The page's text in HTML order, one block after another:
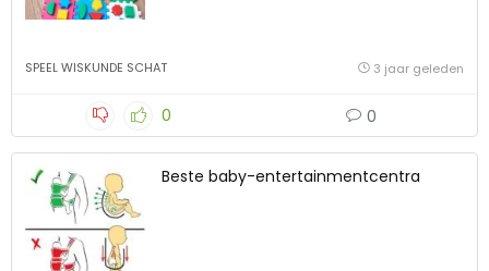
SPEEL WISKUNDE SCHAT 3 jaar geleden
0 0
Beste baby-entertainmentcentra